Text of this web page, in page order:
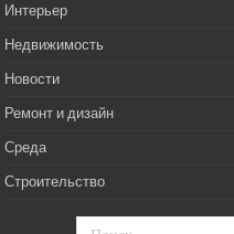
Интерьер
Недвижимость
Новости
Ремонт и дизайн
Среда
Строительство